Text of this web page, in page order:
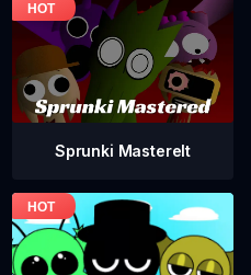
Sprunki Masterelt